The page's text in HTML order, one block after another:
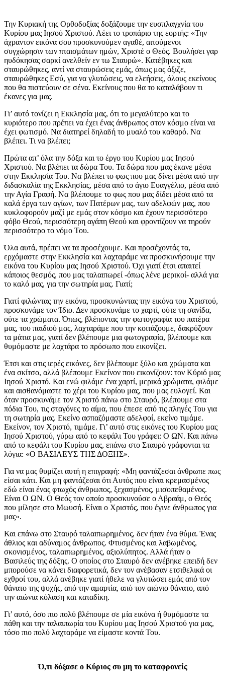
Την Κυριακή της Ορθοδοξίας δοξάζουμε την ευσπλαγχνία του
Κυρίου μας Ιησού Χριστού. Λέει το τροπάριο της εορτής: «Την
άχραντον εικόνα σου προσκυνούμεν αγαθέ, αιτούμενοι
συγχώρησιν των πταισμάτων ημών, Χριστέ ο Θεός. Βουλήσει γαρ
ηυδόκησας σαρκί ανελθείν εν τω Σταυρώ». Κατέβηκες και
σταυρώθηκες, αντί να σταυρώσεις εμάς, όπως μας άξιζε,
σταυρώθηκες Εσύ, για να γλυτώσεις, να ελεήσεις, όλους εκείνους
που θα πιστεύουν σε σένα. Εκείνους που θα το καταλάβουν τι
έκανες για μας.
Γι’ αυτό τονίζει η Εκκλησία μας, ότι το μεγαλύτερο και το
κυριότερο που πρέπει να έχει ένας άνθρωπος στον κόσμο είναι να
έχει φωτισμό. Να διατηρεί δηλαδή το μυαλό του καθαρό. Να
βλέπει. Τι να βλέπει;
Πρώτα απ’ όλα την δόξα και το έργο του Κυρίου μας Ιησού
Χριστού. Να βλέπει τα δώρα Του. Τα δώρα που μας έκανε μέσα
στην Εκκλησία Του. Να βλέπει το φως που μας δίνει μέσα από την
διδασκαλία της Εκκλησίας, μέσα από το άγιο Ευαγγέλιο, μέσα από
την Αγία Γραφή. Να βλέπουμε το φως που μας δίδει μέσα από τα
καλά έργα των αγίων, των Πατέρων μας, των αδελφών μας, που
κυκλοφορούν μαζί με εμάς στον κόσμο και έχουν περισσότερο
φόβο Θεού, περισσότερη αγάπη Θεού και φροντίζουν να τηρούν
περισσότερο το νόμο Του.
Όλα αυτά, πρέπει να τα προσέχουμε. Και προσέχοντάς τα,
ερχόμαστε στην Εκκλησία και λαχταράμε να προσκυνήσουμε την
εικόνα του Κυρίου μας Ιησού Χριστού. Όχι γιατί έτσι απαιτεί
κάποιος θεσμός, που μας ταλαιπωρεί -όπως λένε μερικοί- αλλά για
το καλό μας, για την σωτηρία μας. Γιατί;
Γιατί φιλώντας την εικόνα, προσκυνώντας την εικόνα του Χριστού,
προσκυνάμε τον Ίδιο. Δεν προσκυνάμε το χαρτί, ούτε τη σανίδα,
ούτε τα χρώματα. Όπως, βλέποντας την φωτογραφία του πατέρα
μας, του παιδιού μας, λαχταράμε που την κοιτάζουμε, δακρύζουν
τα μάτια μας, γιατί δεν βλέπουμε μια φωτογραφία, βλέπουμε και
θυμόμαστε με λαχτάρα το πρόσωπο που εικονίζει.
Έτσι και στις ιερές εικόνες, δεν βλέπουμε ξύλο και χρώματα και
ένα σκίτσο, αλλά βλέπουμε Εκείνον που εικονίζουν: τον Κύριό μας
Ιησού Χριστό. Και ενώ φιλάμε ένα χαρτί, μερικά χρώματα, φιλάμε
και αισθανόμαστε το χέρι του Κυρίου μας, που μας ευλογεί. Και
όταν προσκυνάμε τον Χριστό πάνω στο Σταυρό, βλέπουμε στα
πόδια Του, τις σταγόνες το αίμα, που έπεσε από τις πληγές Του για
τη σωτηρία μας. Εκείνο ασπαζόμαστε αδελφοί, εκείνο τιμάμε.
Εκείνον, τον Χριστό, τιμάμε. Γι’ αυτό στις εικόνες του Κυρίου μας
Ιησού Χριστού, γύρω από το κεφάλι Του γράφει: Ο ΩΝ. Και πάνω
από το κεφάλι του Κυρίου μας, επάνω στο Σταυρό γράφονται τα
λόγια: «Ο ΒΑΣΙΛΕΥΣ ΤΗΣ ΔΟΞΗΣ».
Για να μας θυμίζει αυτή η επιγραφή: «Μη φαντάζεσαι άνθρωπε πως
είσαι κάτι. Και μη φαντάζεσαι ότι Αυτός που είναι κρεμασμένος
εδώ είναι ένας φτωχός άνθρωπος, ξεχασμένος, μισοπεθαμένος.
Είναι Ο ΩΝ. Ο Θεός τον οποίο προσκυνούσε ο Αβραάμ, ο Θεός
που μίλησε στο Μωυσή. Είναι ο Χριστός, που έγινε άνθρωπος για
μας».
Και επάνω στο Σταυρό ταλαιπωρημένος, δεν ήταν ένα θύμα. Ένας
άθλιος και αδύναμος άνθρωπος. Φτυσμένος και λαβωμένος,
σκονισμένος, ταλαιπωρημένος, αξιολύπητος. Αλλά ήταν ο
Βασιλεύς της δόξης. Ο οποίος στο Σταυρό δεν ανέβηκε επειδή δεν
μπορούσε να κάνει διαφορετικά, δεν τον ανέβασαν ετσιθελικά οι
εχθροί του, αλλά ανέβηκε γιατί ήθελε να γλυτώσει εμάς από τον
θάνατο της ψυχής, από την αμαρτία, από τον αιώνιο θάνατο, από
την αιώνια κόλαση και καταδίκη.
Γι’ αυτό, όσο πιο πολύ βλέπουμε σε μία εικόνα ή θυμόμαστε τα
πάθη και την ταλαιπωρία του Κυρίου μας Ιησού Χριστού για μας,
τόσο πιο πολύ λαχταράμε να είμαστε κοντά Του.
Ό,τι δόξασε ο Κύριος συ μη το καταφρονείς